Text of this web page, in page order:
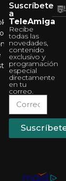
Suscríbete
a
TeleAmiga
Recibe
todas las
novedades,
contenido
exclusivo y
programación
especial
directamente
en tu
correo.